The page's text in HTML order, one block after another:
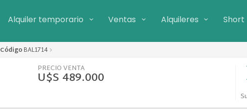
Alquiler temporario Ventas Alquileres Short
CódigoBAL1714
PRECIO VENTA
U$S 489.000